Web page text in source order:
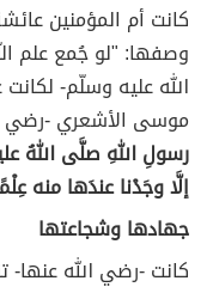
كانت أم المؤمنين
وصفها: "لو جُمع علم
الله عليه وسلّم-
موسى الأشعري -رضي
رسولِ اللهِ صلَّى اللهُ
إلَّا وجَدْنا عندَها منه
جهادها وشجاعتها
كانت -رضي الله عنها-